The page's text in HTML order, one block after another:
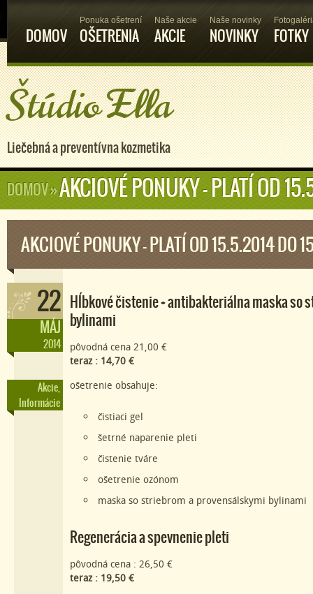
DOMOV
Ponuka ošetrení
OŠETRENIA
Naše akcie
AKCIE
Naše novinky
NOVINKY FOTKY
Štúdio Ella
Liečebná a preventívna kozmetika
DOMOV»AKCIOVÉ PONUKY – PLATÍ OD
AKCIOVÉ PONUKY – PLATÍ OD 15.5.2014 DO
22
MÁJ
2014
Akcie,
Informácie
Hĺbkové čistenie + antibakteriálna maska so
bylinami
pôvodná cena 21,00 €
teraz : 14,70 €
ošetrenie obsahuje:
čistiaci gel
šetrné naparenie pleti
čistenie tváre
ošetrenie ozónom
maska so striebrom a provensálskymi bylinami
Regenerácia a spevnenie pleti
pôvodná cena : 26,50 €
teraz : 19,50 €